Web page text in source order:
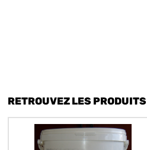
RETROUVEZ LES PRODUITS